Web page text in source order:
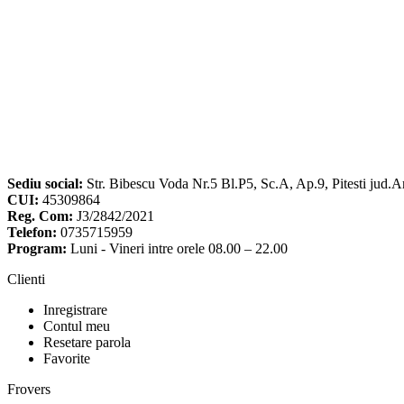
Sediu social: Str. Bibescu Voda Nr.5 Bl.P5, Sc.A, Ap.9, Pitesti
CUI: 45309864
Reg. Com: J3/2842/2021
Telefon: 0735715959
Program: Luni - Vineri intre orele 08.00 – 22.00
Clienti
Inregistrare
Contul meu
Resetare parola
Favorite
Frovers